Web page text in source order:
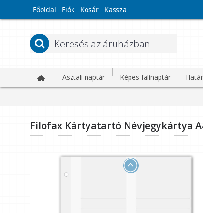
Főoldal Fiók Kosár Kassza
Asztali naptár Képes falinaptár
Filofax Kártyatartó Névjegykártya